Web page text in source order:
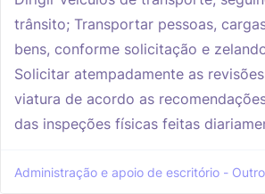
trânsito; Transportar pessoas,
bens, conforme solicitação e
Solicitar atempadamente as
viatura de acordo as
das inspeções físicas feitas
Administração e apoio de escritório -